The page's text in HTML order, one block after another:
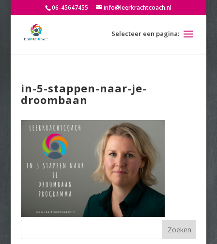
06-45647455 info@leerkrachtcoach.nl
in-5-stappen-naar-je-
droombaan